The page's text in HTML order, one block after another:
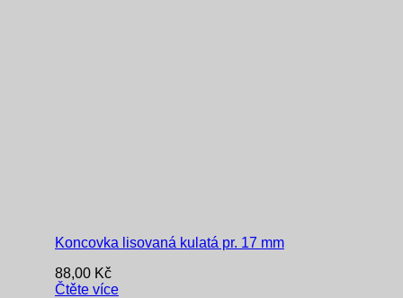
Koncovka lisovaná kulatá pr. 17 mm
88,00 Kč
Čtěte více